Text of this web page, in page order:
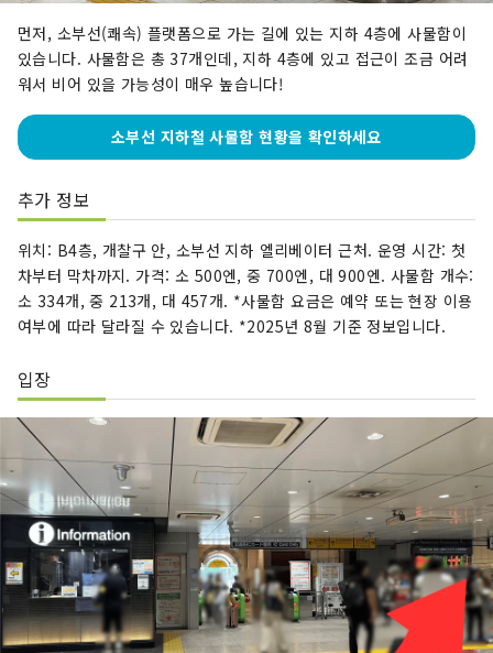
먼저, 소부선(쾌속) 플랫폼으로 가는 길에 있는 지하 4층에 사물함이
있습니다. 사물함은 총 37개인데, 지하 4층에 있고 접근이 조금 어려
워서 비어 있을 가능성이 매우 높습니다!
소부선 지하철 사물함 현황을 확인하세요
추가 정보
위치: B4층, 개찰구 안, 소부선 지하 엘리베이터 근처. 운영 시간: 첫
차부터 막차까지. 가격: 소 500엔, 중 700엔, 대 900엔. 사물함 개수:
소 334개, 중 213개, 대 457개. *사물함 요금은 예약 또는 현장 이용
여부에 따라 달라질 수 있습니다. *2025년 8월 기준 정보입니다.
입장